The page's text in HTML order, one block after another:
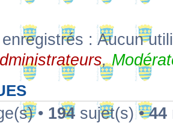
: Aucun
,
• 194 sujet(s) •44